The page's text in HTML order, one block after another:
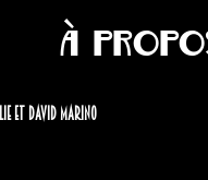
À
et David Marino